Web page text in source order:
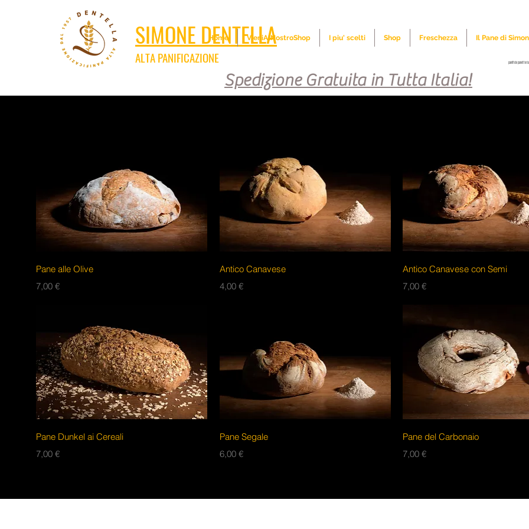
SIMONE DENTELLA
ALTA PANIFICAZIONE
Home VieniAlNostroShop I piu' scelti Shop Freschezza Il Pane di
panificio
Spedizione Gratuita in Tutta Italia!
Pane alle Olive
Prezzo
7,00 €
Vista rapida
Antico Canavese
Prezzo
4,00 €
Vista rapida
Antico Canavese con Semi
Prezzo
7,00 €
Vista rapida
Pane Dunkel ai Cereali
Prezzo
7,00 €
Pane Segale
Prezzo
6,00 €
Vista rapida
Pane del Carbonaio
Prezzo
7,00 €